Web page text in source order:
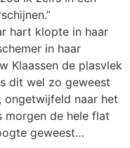
hart klopte in haar
in haar
Klaassen de plasvlek
dit wel zo geweest
ongetwijfeld naar het
morgen de hele flat
geweest…